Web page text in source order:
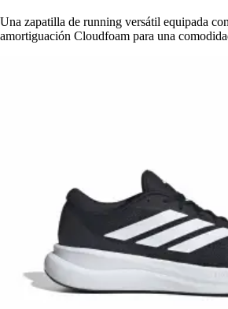
Una zapatilla de running versátil equipada
amortiguación Cloudfoam para una